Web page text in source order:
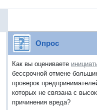
Опрос
Как вы оцениваете
бессрочной отмене
проверок предпринимателей,
которых не связана с
причинения вреда?